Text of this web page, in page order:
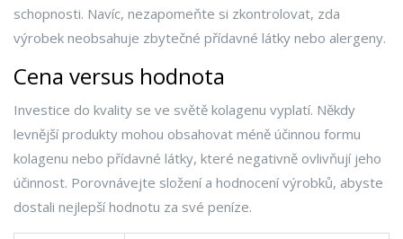
schopnosti. Navíc, nezapomeňte si zkontrolovat, zda
výrobek neobsahuje zbytečné přídavné látky nebo alergeny.
Cena versus hodnota
Investice do kvality se ve světě kolagenu vyplatí. Někdy
levnější produkty mohou obsahovat méně účinnou formu
kolagenu nebo přídavné látky, které negativně ovlivňují jeho
účinnost. Porovnávejte složení a hodnocení výrobků, abyste
dostali nejlepší hodnotu za své peníze.